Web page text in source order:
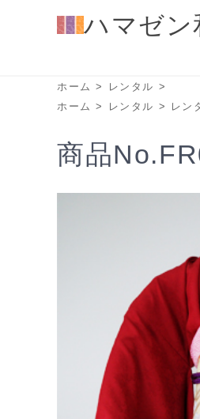
ハマゼン
ホーム > レンタル >
ホーム > レンタル > レン
商品